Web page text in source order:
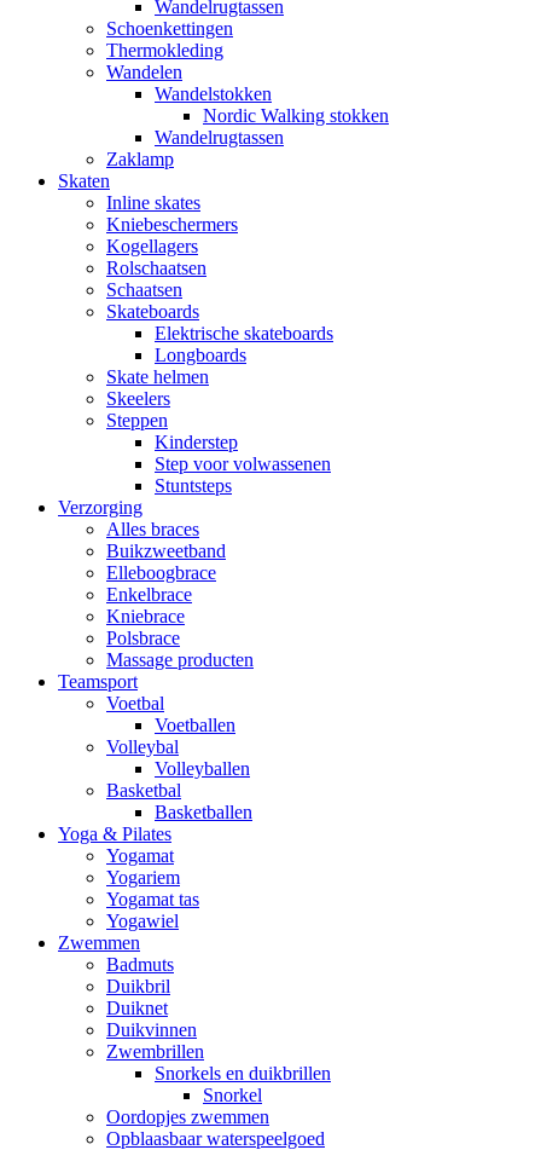
Wandelrugtassen
Schoenkettingen
Thermokleding
Wandelen
Wandelstokken
Nordic Walking stokken
Wandelrugtassen
Zaklamp
Skaten
Inline skates
Kniebeschermers
Kogellagers
Rolschaatsen
Schaatsen
Skateboards
Elektrische skateboards
Longboards
Skate helmen
Skeelers
Steppen
Kinderstep
Step voor volwassenen
Stuntsteps
Verzorging
Alles braces
Buikzweetband
Elleboogbrace
Enkelbrace
Kniebrace
Polsbrace
Massage producten
Teamsport
Voetbal
Voetballen
Volleybal
Volleyballen
Basketbal
Basketballen
Yoga & Pilates
Yogamat
Yogariem
Yogamat tas
Yogawiel
Zwemmen
Badmuts
Duikbril
Duiknet
Duikvinnen
Zwembrillen
Snorkels en duikbrillen
Snorkel
Oordopjes zwemmen
Opblaasbaar waterspeelgoed